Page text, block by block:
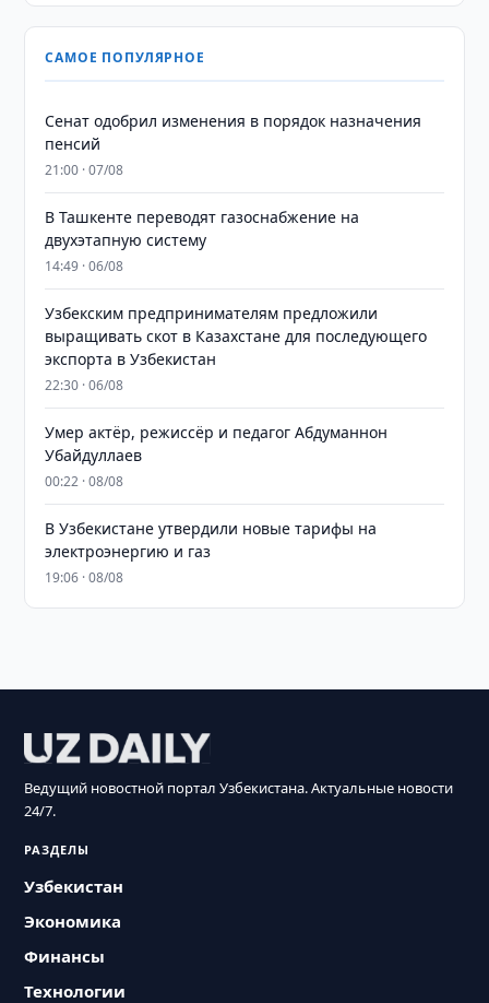
САМОЕ ПОПУЛЯРНОЕ
Сенат одобрил изменения в порядок назначения
пенсий
21:00 · 07/08
В Ташкенте переводят газоснабжение на
двухэтапную систему
14:49 · 06/08
Узбекским предпринимателям предложили
выращивать скот в Казахстане для последующего
экспорта в Узбекистан
22:30 · 06/08
Умер актёр, режиссёр и педагог Абдуманнон
Убайдуллаев
00:22 · 08/08
В Узбекистане утвердили новые тарифы на
электроэнергию и газ
19:06 · 08/08
Ведущий новостной портал Узбекистана. Актуальные новости
24/7.
РАЗДЕЛЫ
Узбекистан
Экономика
Финансы
Технологии